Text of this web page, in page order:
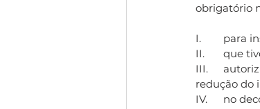
obrigatório
I.
II.
III.	autorizadas pela legislação tributária usufruam de benefícios fiscais relativos à isenção ou
redução do
IV.	no decorrer do ano calendário tenha efetuado pagamento mensal pelo regime de estimativa,